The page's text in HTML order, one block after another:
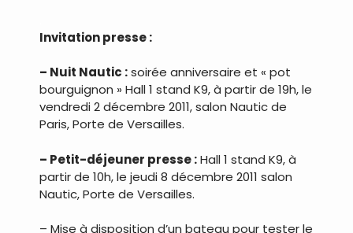
Invitation presse :
– Nuit Nautic :soirée anniversaire et « pot
bourguignon » Hall 1 stand K9, à partir de 19h, le
vendredi 2 décembre 2011, salon Nautic de
Paris, Porte de Versailles.
– Petit-déjeuner presse :Hall 1 stand K9, à
partir de 10h, le jeudi 8 décembre 2011 salon
Nautic, Porte de Versailles.
– Mise à disposition d’un bateau pour tester le